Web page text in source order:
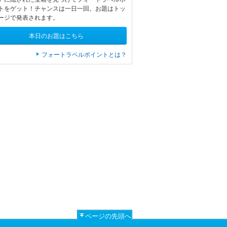
をゲット！チャンスは一日一回。お題はトッ
ジで発表されます。
本日のお題はこちら
フォートラベルポイントとは？
ページの先頭へ